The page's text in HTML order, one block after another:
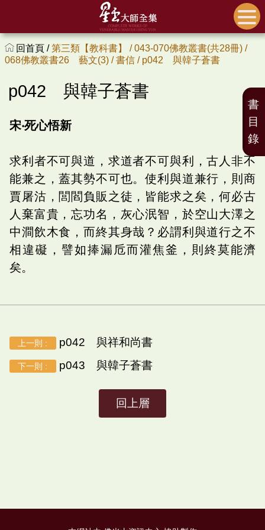
回首頁 /第三類【教科書】 /043-070佛教叢書(共28冊) /
068佛教叢書26 藝文(3) /書信 / p042 與韓子蒼書
p042 與韓子蒼書
宋‧死心悟新
求利者不可與道，求道者不可與利，古人非不
能兼之，蓋其勢不可也。使利與道兼行，則商
賈屠沽，閭閻負販之徒，皆能求之矣，何必古
人棄富貴，忘功名，灰心泯智，於空山大澤之
中澗飲木食，而終其身哉？必謂利與道行之不
相違礙，譬如捧漏卮而灌焦釜，則終莫能濟
矣。
上一則 : p042 與祥和尚書
下一則 : p043 與韓子蒼書
回上層
書
目
錄